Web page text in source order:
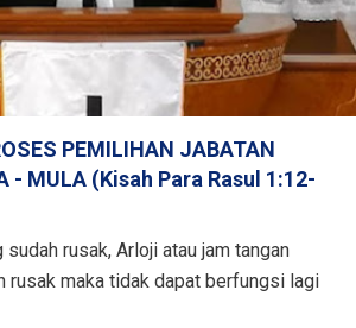
PEMILIHAN JABATAN
- MULA (Kisah Para Rasul 1:12-
sudah rusak, Arloji atau jam tangan
rusak maka tidak dapat berfungsi lagi